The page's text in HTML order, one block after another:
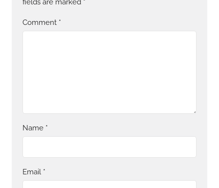
fields are marked *
Comment *
Name *
Email *